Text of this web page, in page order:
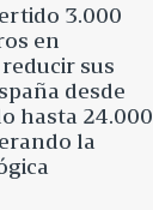
3.000
en
sus
desde
hasta 24.000
la